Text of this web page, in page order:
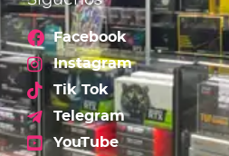
Facebook
Instagram
Tik Tok
Telegram
YouTube